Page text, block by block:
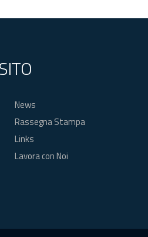
News
Rassegna Stampa
Links
Lavora con Noi